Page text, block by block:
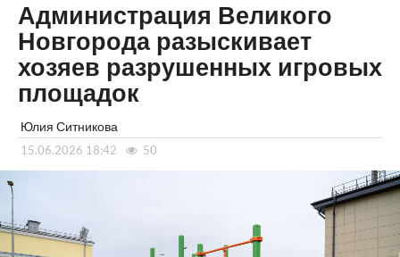
Администрация Великого
Новгорода разыскивает
хозяев разрушенных игровых
площадок
Юлия Ситникова
15.06.2026 18:42 50